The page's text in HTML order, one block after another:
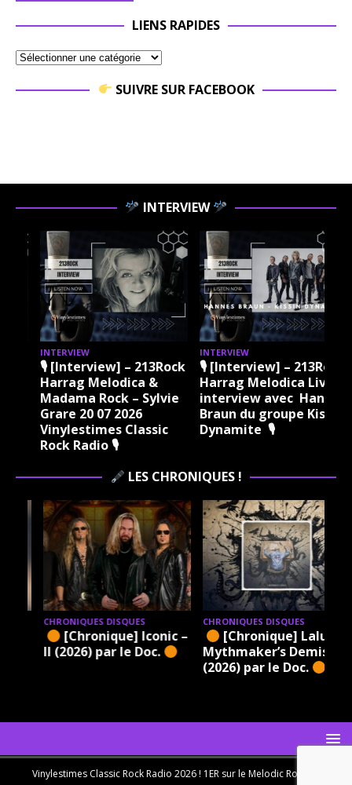
LIENS RAPIDES
SUIVRE SUR FACEBOOK
INTERVIEW
INTERVIEW
🎙 [Interview] – 213Rock
Harrag Melodica &
Madama Rock – Sylvie
Grare 20 07 2026
Vinylestimes Classic
Rock Radio 🎙
INTERVIEW
🎙 [Interview] – 213Rock
Harrag Melodica Live
interview avec Hannes
Braun du groupe Kissin
Dynamite 🎙
LES CHRONIQUES !
CHRONIQUES DISQUES
[Chronique] Iconic –
II (2026) par le Doc.
CHRONIQUES DISQUES
[Chronique] Lalu – A
Mythmaker’s Demise
(2026) par le Doc.
Vinylestimes Classic Rock Radio 2026 ! 1ER sur le Melodic Rock en